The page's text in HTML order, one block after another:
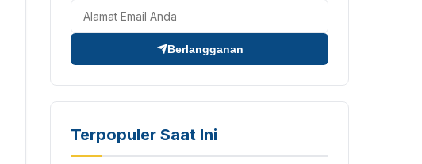
Berlangganan
Terpopuler Saat Ini